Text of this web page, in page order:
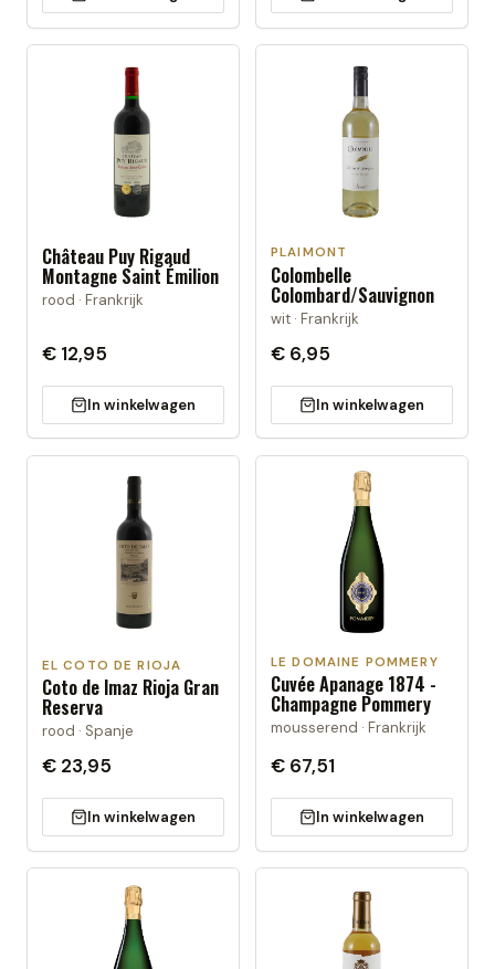
Château Puy Rigaud
Montagne Saint Émilion
rood · Frankrijk
€ 12,95
In winkelwagen
PLAIMONT
Colombelle
Colombard/Sauvignon
wit · Frankrijk
€ 6,95
In winkelwagen
EL COTO DE RIOJA
Coto de Imaz Rioja Gran
Reserva
rood · Spanje
€ 23,95
In winkelwagen
LE DOMAINE POMMERY
Cuvée Apanage 1874 -
Champagne Pommery
mousserend · Frankrijk
€ 67,51
In winkelwagen